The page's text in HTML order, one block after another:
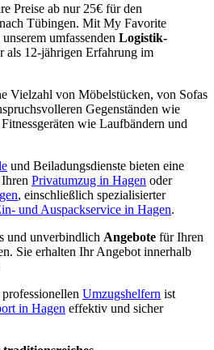
Preise ab nur 25€ für den
Tübingen. Mit My Favorite
umfassenden Logistik-
als 12-jährigen Erfahrung im
Vielzahl von Möbelstücken, von Sofas
Gegenständen wie
wie Laufbändern und
und Beiladungsdienste bieten eine
Privatumzug in Hagen oder
, einschließlich spezialisierter
und Auspackservice in Hagen.
und unverbindlich Angebote für Ihren
Sie erhalten Ihr Angebot innerhalb
Umzugshelfern ist
in Hagen effektiv und sicher